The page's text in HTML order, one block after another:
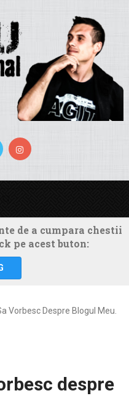
de a cumpara chestii
pe acest buton:
Vorbesc Despre Blogul Meu.
despre